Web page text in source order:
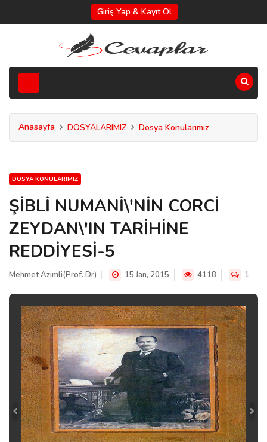
Giriş Yap & Kayıt Ol
Anasayfa DOSYALARIMIZ Dosya Konularımız
DOSYA KONULARIMIZ
ŞİBLİ NUMANİ\'NİN CORCİ
ZEYDAN\'IN TARİHİNE
REDDİYESİ-5
Mehmet Azimli(Prof. Dr) 15 Jan, 2015 4118 1